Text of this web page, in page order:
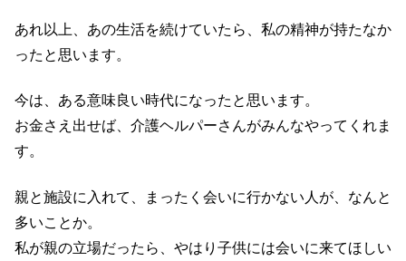
あれ以上、あの生活を続けていたら、私の精神が持たなか
ったと思います。
今は、ある意味良い時代になったと思います。
お金さえ出せば、介護ヘルパーさんがみんなやってくれま
す。
親と施設に入れて、まったく会いに行かない人が、なんと
多いことか。
私が親の立場だったら、やはり子供には会いに来てほしい